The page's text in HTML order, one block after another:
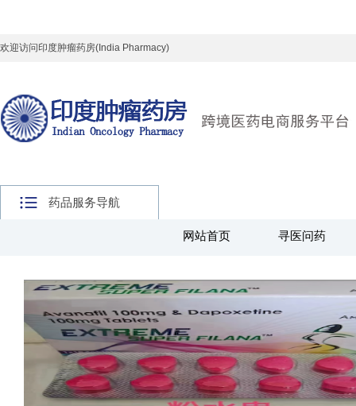
欢迎访问印度肿瘤药房(India Pharmacy)
药品服务导航
网站首页 寻医问药